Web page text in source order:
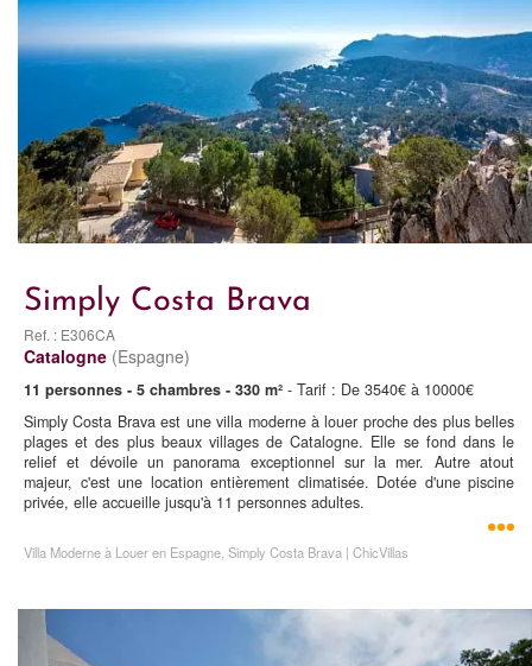
Simply Costa Brava
Ref. : E306CA
Catalogne (Espagne)
11 personnes - 5 chambres - 330 m² - Tarif : De 3540€ à 10000€
Simply Costa Brava est une villa moderne à louer proche des plus belles
plages et des plus beaux villages de Catalogne. Elle se fond dans le
relief et dévoile un panorama exceptionnel sur la mer. Autre atout
majeur, c'est une location entièrement climatisée. Dotée d'une piscine
privée, elle accueille jusqu'à 11 personnes adultes.
Villa Moderne à Louer en Espagne, Simply Costa Brava | ChicVillas